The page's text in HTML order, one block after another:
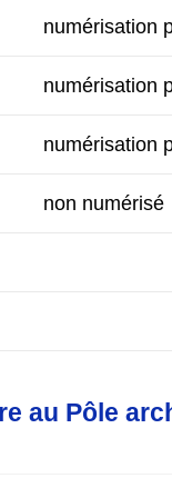
numérisation
numérisation
numérisation
non numérisé
au Pôle